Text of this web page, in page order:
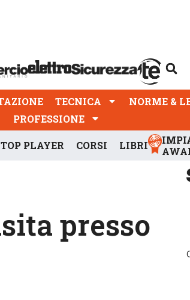
TECNICA NORME &
PROFESSIONE
TOP PLAYER CORSI LIBRI
presso